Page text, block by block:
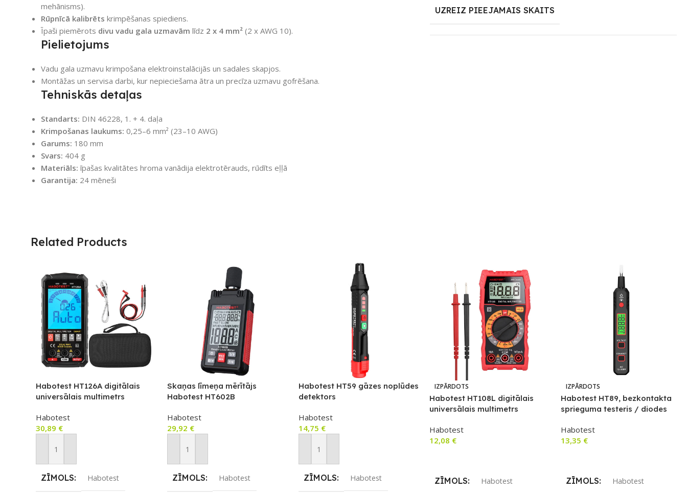
mehānisms).
Rūpnīcā kalibrēts krimpēšanas spiediens.
Īpaši piemērots divu vadu gala uzmavām līdz 2 x 4 mm² (2 x AWG 10).
Pielietojums
Vadu gala uzmavu krimpošana elektroinstalācijās un sadales skapjos.
Montāžas un servisa darbi, kur nepieciešama ātra un precīza uzmavu gofrēšana.
Tehniskās detaļas
Standarts: DIN 46228, 1. + 4. daļa
Krimpošanas laukums: 0,25–6 mm² (23–10 AWG)
Garums: 180 mm
Svars: 404 g
Materiāls: īpašas kvalitātes hroma vanādija elektrotērauds, rūdīts eļļā
Garantija: 24 mēneši
UZREIZ PIEEJAMAIS SKAITS
Related Products
Habotest HT126A digitālais
universālais multimetrs
Habotest
30,89 €
Pievienot Grozam
ZĪMOLS Habotest
Skaņas līmeņa mērītājs
Habotest HT602B
Habotest
29,92 €
Pievienot Grozam
ZĪMOLS Habotest
Habotest HT59 gāzes noplūdes
detektors
Habotest
14,75 €
Pievienot Grozam
ZĪMOLS Habotest
IZPĀRDOTS
Habotest HT108L digitālais
universālais multimetrs
Habotest
12,08 €
ZĪMOLS Habotest
IZPĀRDOTS
Habotest HT89, bezkontakta
sprieguma testeris / diodes
Habotest
13,35 €
ZĪMOLS Habotest